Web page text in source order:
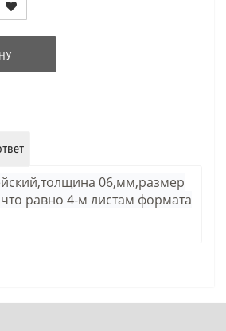
06,мм,размер
равно 4-м листам формата